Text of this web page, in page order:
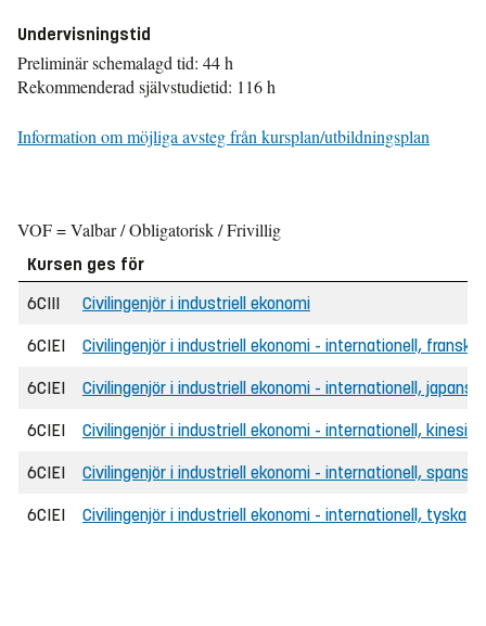
Undervisningstid
Preliminär schemalagd tid: 44 h
Rekommenderad självstudietid: 116 h
Information om möjliga avsteg från kursplan/utbildningsplan
VOF = Valbar / Obligatorisk / Frivillig
Kursen ges för
6CIII
Civilingenjör i industriell ekonomi
6CIEI Civilingenjör i industriell ekonomi - internationell, franska
6CIEI Civilingenjör i industriell ekonomi - internationell,
6CIEI Civilingenjör i industriell ekonomi - internationell,
6CIEI Civilingenjör i industriell ekonomi - internationell, spanska
6CIEI Civilingenjör i industriell ekonomi - internationell, tyska